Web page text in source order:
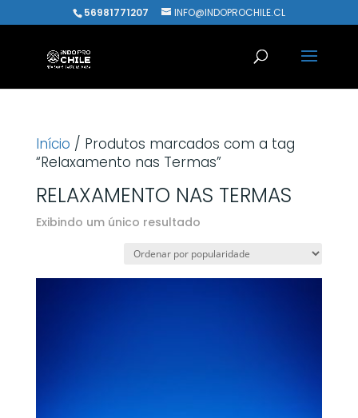
56981771207 INFO@INDOPROCHILE.CL
Início / Produtos marcados com a tag
“Relaxamento nas Termas”
RELAXAMENTO NAS TERMAS
Exibindo um único resultado